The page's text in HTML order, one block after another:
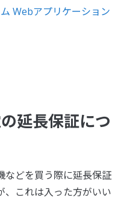
Webアプリケーション
延長保証につ
などを買う際に延長保証
、これは入った方がいい